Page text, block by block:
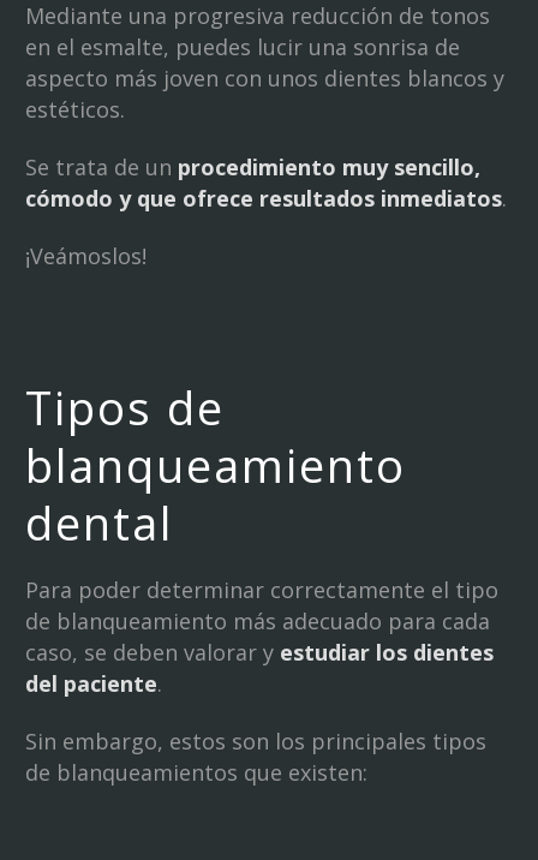
Mediante una progresiva reducción de tonos
en el esmalte, puedes lucir una sonrisa de
aspecto más joven con unos dientes blancos y
estéticos.
Se trata de un procedimiento muy sencillo,
cómodo y que ofrece resultados inmediatos.
¡Veámoslos!
Tipos de
blanqueamiento
dental
Para poder determinar correctamente el tipo
de blanqueamiento más adecuado para cada
caso, se deben valorar y estudiar los dientes
del paciente.
Sin embargo, estos son los principales tipos
de blanqueamientos que existen: